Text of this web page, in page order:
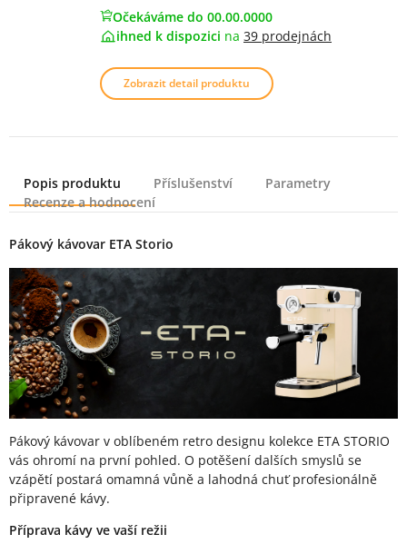
Očekáváme do 00.00.0000
ihned k dispozici na 39 prodejnách
Zobrazit detail produktu
Popis produktu Příslušenství
Parametry
Recenze a hodnocení
Popis produktu
Pákový kávovar ETA Storio
Pákový kávovar v oblíbeném retro designu kolekce ETA STORIO
vás ohromí na první pohled. O potěšení dalších smyslů se
vzápětí postará omamná vůně a lahodná chuť profesionálně
připravené kávy.
Příprava kávy ve vaší režii